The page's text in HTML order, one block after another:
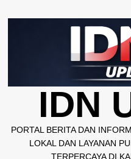
to
IDN
PORTAL BERITA DAN
LOKAL DAN LAYANAN
TERPERCAYA DI